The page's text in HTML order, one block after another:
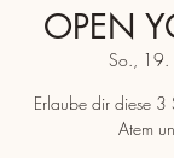
OPEN
So., 19.
Erlaube dir diese 3
Atem